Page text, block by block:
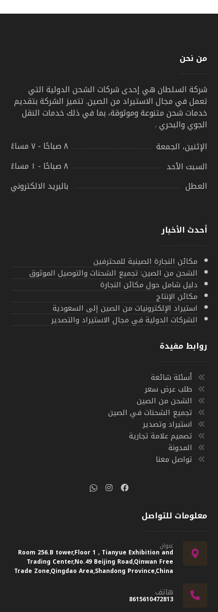
من نحن
شركة السلطان هي إحدى شركات الشحن الدولية التي
تعمل في مجال الاستيراد من الصين. تتميز الشركة بتقديم
خدمات شحن متنوعة وموثوقة، بما في ذلك خدمات النقل
الجوي والبحري .
الإثنين، الجمعة
٨ صباحًا - ٧ مساءً
السبت الأحد
٨ صباحًا - ١ مساءً
العطل
بالبريد الالكتروني
أحدث الأخبار
مكائن النجارة الصينية للمحترفين
الشحن من الصين: تجميع الشحنات والتوصيل الموثوق
دليل شامل حول مكائن النجارة
مكائن الإنتاج
استيراد الإلكترونيات من الصين إلى السعودية
الشركات الدولية في مجال الاستيراد والتصدير
روابط مفيدة
أسئلة شائعة
طلب عرض سعر
الشحن من الصين
تجميع الشحنات في الصين
استيراد وتصدير
تصميم علامة تجارية
المدونة
تواصل معنا
معلومات للتواصل
عنوان
Room 256.B tower,Floor 1，Tianyue Exhibition and
Trading Center,No.49 Beijing Road,Qinwan Free
Trade Zone,Qingdao Area,Shandong Province,China
هاتف
8615610472813